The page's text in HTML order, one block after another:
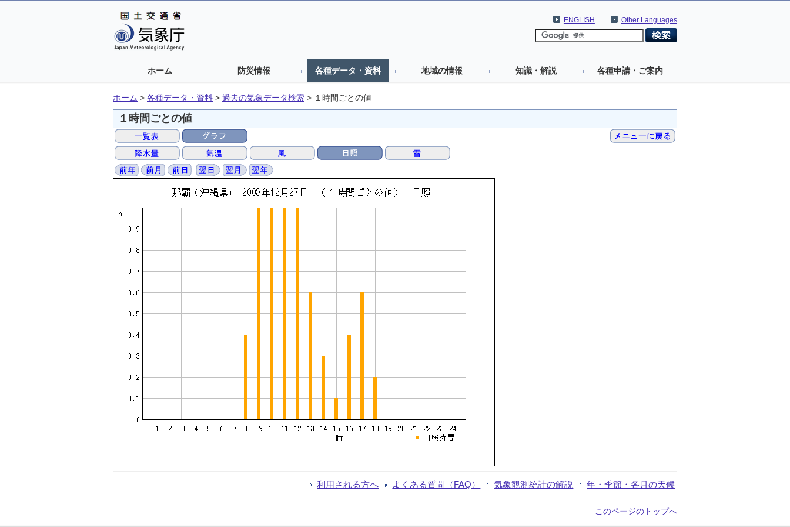
Other Languages
ENGLISH
ホーム 防災情報 各種データ・資料 地域の情報 知識・解説 各種申請・ご案内
ホーム > 各種データ・資料 > 過去の気象データ検索 > １時間ごとの値
１時間ごとの値
利用される方へ よくある質問（FAQ） 気象観測統計の解説 年・季節・各月の天候
このページのトップへ